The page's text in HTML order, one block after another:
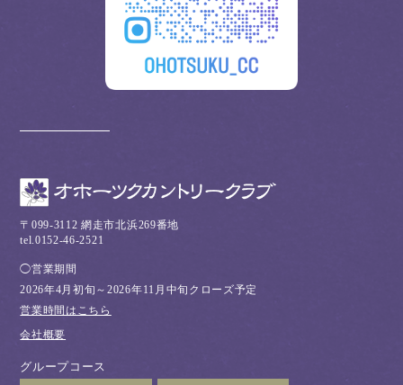
〒099-3112 網走市北浜269番地
tel.0152-46-2521
◯営業期間
2026年4月初旬～2026年11月中旬クローズ予定
営業時間はこちら
会社概要
グループコース